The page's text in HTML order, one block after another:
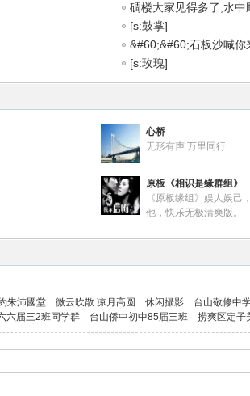
碉楼大家见得多了,水中
[s:鼓掌]
&#60;&#60;石板沙喊你
[s:玫瑰]
心桥
无形有声 万里同行
原板《相识是缘群组》
《原板缘组》娱人娱己
他，快乐无极清爽版。
朱沛國堂 微云吹散 凉月高圆 休闲攝影 台山敬修中
六届三2班同学群 台山侨中初中85届三班 捞爽区定子